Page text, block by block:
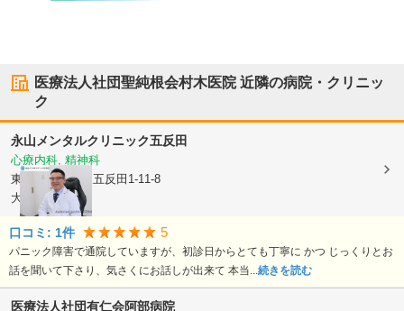
医療法人社団聖純根会村木医院近隣の病院・クリニッ
ク
永山メンタルクリニック五反田
心療内科, 精神科
東京都品川区 東五反田1-11-8
大阪屋ビル4階
口コミ: 1件 5
パニック障害で通院していますが、初診日からとても丁寧に かつ じっくりとお
話を聞いて下さり、気さくにお話しが出来て 本当...続きを読む
医療法人社団有仁会阿部病院